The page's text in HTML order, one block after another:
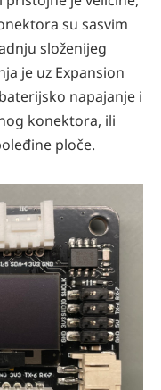
su sasvim
složenijeg
je uz Expansion
napajanje i
konektora, ili
ploče.